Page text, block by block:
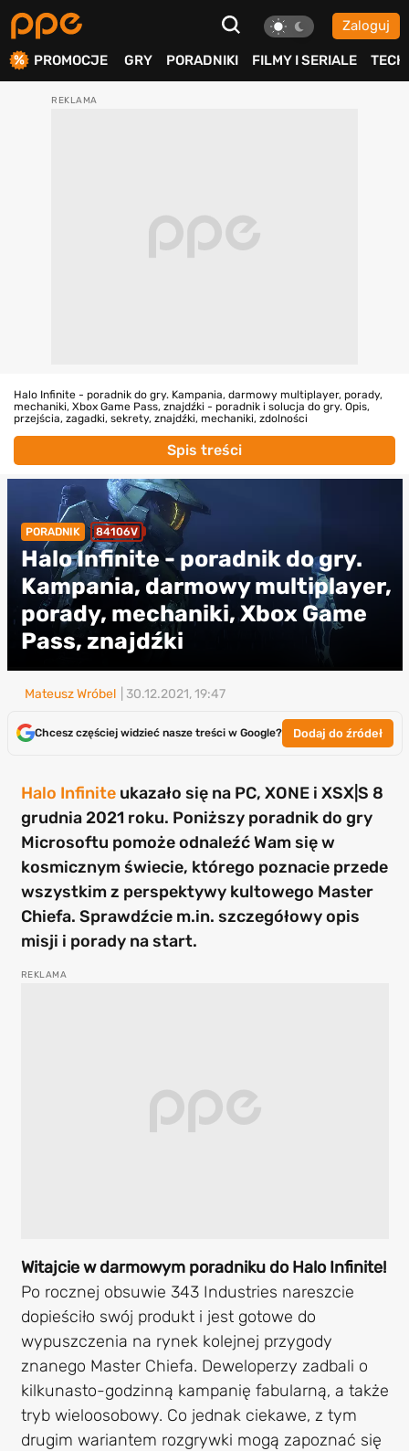
Zaloguj
PROMOCJE GRY PORADNIKI FILMY I SERIALE TECH
Halo Infinite - poradnik do gry. Kampania, darmowy multiplayer, porady,
mechaniki, Xbox Game Pass, znajdźki - poradnik i solucja do gry. Opis,
przejścia, zagadki, sekrety, znajdźki, mechaniki, zdolności
Spis treści
PORADNIK 84106V
Halo Infinite - poradnik do gry.
Kampania, darmowy multiplayer,
porady, mechaniki, Xbox Game
Pass, znajdźki
Mateusz Wróbel | 30.12.2021, 19:47
Chcesz częściej widzieć nasze treści w Google? Dodaj do źródeł
Halo Infiniteukazało się na PC, XONE i XSX|S 8
grudnia 2021 roku. Poniższy poradnik do gry
Microsoftu pomoże odnaleźć Wam się w
kosmicznym świecie, którego poznacie przede
wszystkim z perspektywy kultowego Master
Chiefa. Sprawdźcie m.in. szczegółowy opis
misji i porady na start.
Witajcie w darmowym poradniku do Halo Infinite!
Po rocznej obsuwie 343 Industries nareszcie
dopieściło swój produkt i jest gotowe do
wypuszczenia na rynek kolejnej przygody
znanego Master Chiefa. Deweloperzy zadbali o
kilkunasto-godzinną kampanię fabularną, a także
tryb wieloosobowy. Co jednak ciekawe, z tym
drugim wariantem rozgrywki mogą zapoznać się